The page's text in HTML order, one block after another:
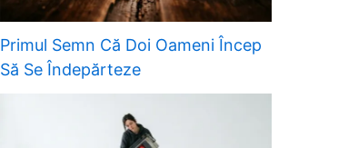
Primul Semn Că Doi Oameni Încep
Să Se Îndepărteze